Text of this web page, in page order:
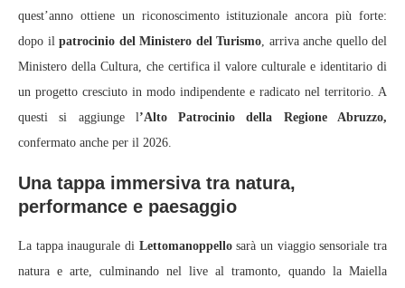
quest’anno ottiene un riconoscimento istituzionale ancora più forte:
dopo il patrocinio del Ministero del Turismo , arriva anche quello del
Ministero della Cultura, che certifica il valore culturale e identitario di
un progetto cresciuto in modo indipendente e radicato nel territorio. A
questi si aggiunge l ’Alto Patrocinio della Regione Abruzzo,
confermato anche per il 2026.
Una tappa immersiva tra natura,
performance e paesaggio
La tappa inaugurale di Lettomanoppellosarà un viaggio sensoriale tra
natura e arte, culminando nel live al tramonto, quando la Maiella